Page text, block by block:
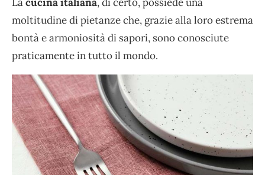
moltitudine di pietanze che, grazie alla loro estrema
bontà e armoniosità di sapori, sono conosciute
praticamente in tutto il mondo.